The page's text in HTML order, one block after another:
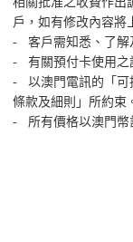
戶，如有修改內容將
- 客戶需知悉、了解
- 有關預付卡使用之
- 以澳門電訊的「可
條款及細則」所約束
- 所有價格以澳門幣